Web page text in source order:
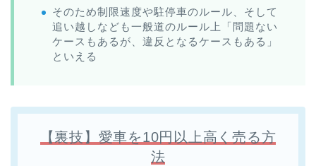
そのため制限速度や駐停車のルール、そして
追い越しなども一般道のルール上「問題ない
ケースもあるが、違反となるケースもある」
といえる
【裏技】愛車を10円以上高く売る方
法